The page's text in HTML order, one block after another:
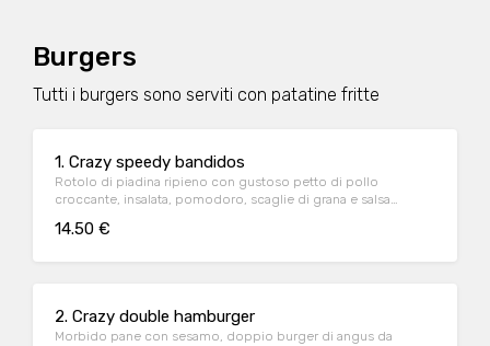
Burgers
Tutti i burgers sono serviti con patatine fritte
1. Crazy speedy bandidos
Rotolo di piadina ripieno con gustoso petto di pollo
croccante, insalata, pomodoro, scaglie di grana e salsa
14.50 €
2. Crazy double hamburger
Morbido pane con sesamo, doppio burger di angus da